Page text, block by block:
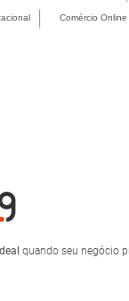
Comércio Online
quando seu negócio